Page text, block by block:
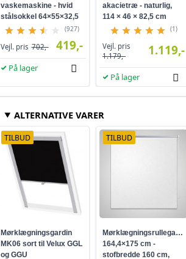
Hvid - mk04
Sort - m06/306
Hvid - m06/306
Hvid - mk08
Grå - mk08
Sort - mk08
Sort - pk06
vaskemaskine - hvid
stålsokkel 64×55×32,5
cm
(927)
Vejl. pris 702,- 419,-
På lager
akacietræ - naturlig,
114 × 46 × 82,5 cm
(1)
Vejl. pris
1.179,-
1.119,-
På lager
ALTERNATIVE VARER
TILBUD
Mørklægningsgardin
MK06 sort til Velux GGL
og GGU
TILBUD
Mørklægningsrullegardin
164,4×175 cm -
stofbredde 160 cm,